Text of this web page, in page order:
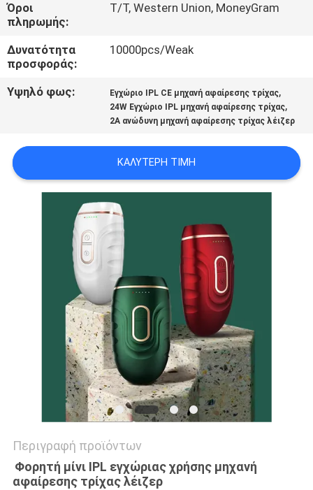
ΖΗΤΉΣΤΕ
ΈΝΑ
ΑΠΌΣΠΑΣΜΑ
PRIVACY
POLICY
Όροι
πληρωμής:
T/T, Western Union, MoneyGram
Δυνατότητα
προσφοράς:
10000pcs/Weak
Υψηλό φως: Εγχώριο IPL CE μηχανή αφαίρεσης τρίχας,
24W Εγχώριο IPL μηχανή αφαίρεσης τρίχας,
2A ανώδυνη μηχανή αφαίρεσης τρίχας λέιζερ
ΚΑΛΎΤΕΡΗ ΤΙΜΉ
Περιγραφή προϊόντων
Φορητή μίνι IPL εγχώριας χρήσης μηχανή
αφαίρεσης τρίχας λέιζερ